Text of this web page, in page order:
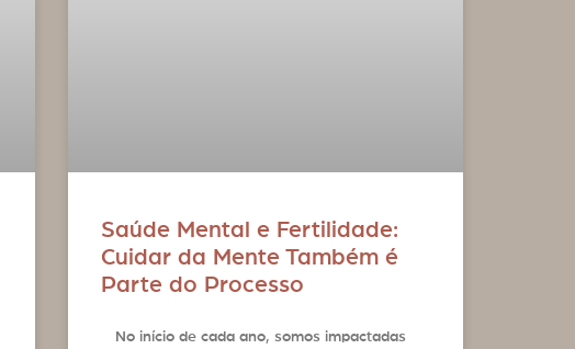
Saúde Mental e Fertilidade:
Cuidar da Mente Também é
Parte do Processo
No início de cada ano, somos impactadas